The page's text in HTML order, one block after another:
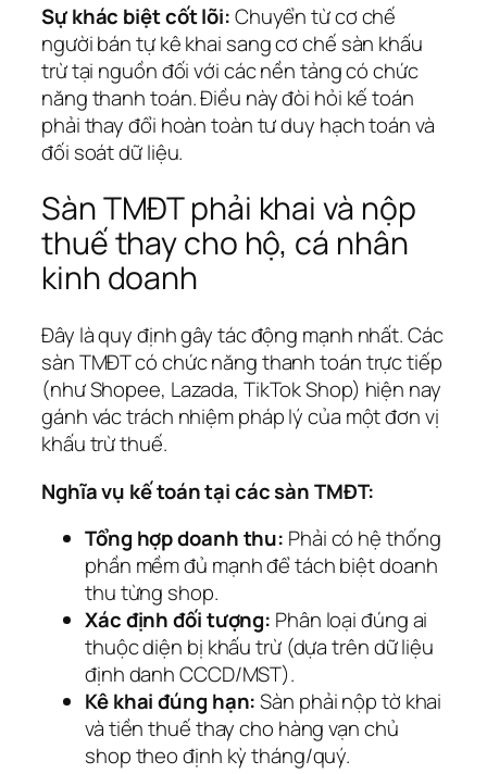
Sự khác biệt cốt lõi:Chuyển từ cơ chế
người bán tự kê khai sang cơ chế sàn khấu
trừ tại nguồn đối với các nền tảng có chức
năng thanh toán. Điều này đòi hỏi kế toán
phải thay đổi hoàn toàn tư duy hạch toán và
đối soát dữ liệu.
Sàn TMĐT phải khai và nộp
thuế thay cho hộ, cá nhân
kinh doanh
Đây là quy định gây tác động mạnh nhất. Các
sàn TMĐT có chức năng thanh toán trực tiếp
(như Shopee, Lazada, TikTok Shop) hiện nay
gánh vác trách nhiệm pháp lý của một đơn vị
khấu trừ thuế.
Nghĩa vụ kế toán tại các sàn TMĐT:
Tổng hợp doanh thu: Phải có hệ thống
phần mềm đủ mạnh để tách biệt doanh
thu từng shop.
Xác định đối tượng: Phân loại đúng ai
thuộc diện bị khấu trừ (dựa trên dữ liệu
định danh CCCD/MST).
Kê khai đúng hạn:Sàn phải nộp tờ khai
và tiền thuế thay cho hàng vạn chủ
shop theo định kỳ tháng/quý.